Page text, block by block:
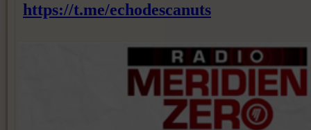
https://t.me/echodescanuts